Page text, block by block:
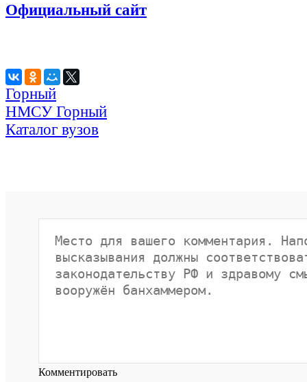
Официальный сайт
Горный
НМСУ Горный
Каталог вузов
Комментировать